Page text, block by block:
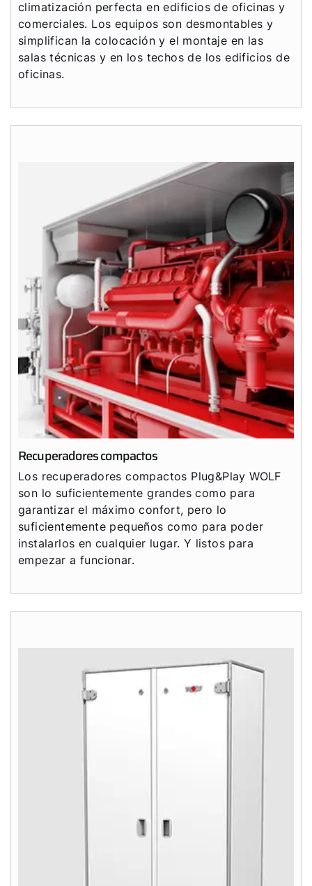
climatización perfecta en edificios de oficinas y
comerciales. Los equipos son desmontables y
simplifican la colocación y el montaje en las
salas técnicas y en los techos de los edificios de
oficinas.
Recuperadores compactos
Los recuperadores compactos Plug&Play WOLF
son lo suficientemente grandes como para
garantizar el máximo confort, pero lo
suficientemente pequeños como para poder
instalarlos en cualquier lugar. Y listos para
empezar a funcionar.